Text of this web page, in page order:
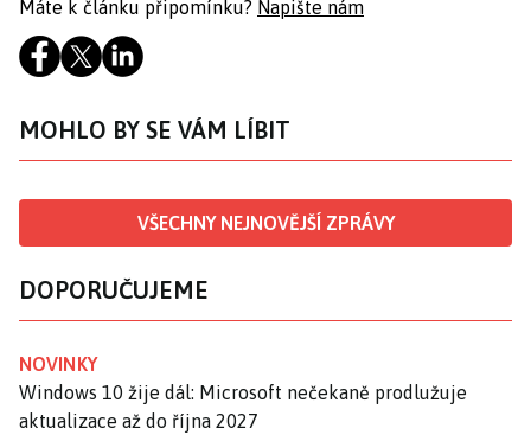
Máte k článku připomínku? Napište nám
MOHLO BY SE VÁM LÍBIT
VŠECHNY NEJNOVĚJŠÍ ZPRÁVY
DOPORUČUJEME
NOVINKY
Windows 10 žije dál: Microsoft nečekaně prodlužuje
aktualizace až do října 2027